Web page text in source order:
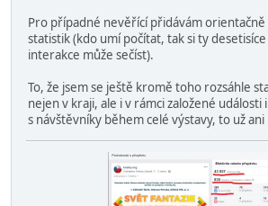
Pro případné nevěřící přidávám
statistik (kdo umí počítat, tak si ty
interakce může sečíst).
To, že jsem se ještě kromě toho rozsáhle
nejen v kraji, ale i v rámci založené
s návštěvníky během celé výstavy, to už ani